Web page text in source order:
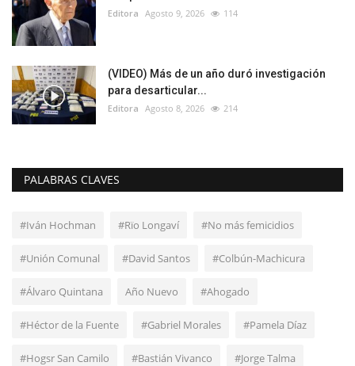
Editora Agosto 9, 2026 114
(VIDEO) Más de un año duró investigación
para desarticular...
Editora Agosto 8, 2026 214
PALABRAS CLAVES
#Iván Hochman #Rïo Longaví #No más femicidios
#Unión Comunal #David Santos #Colbún-Machicura
#Álvaro Quintana Año Nuevo #Ahogado
#Héctor de la Fuente #Gabriel Morales #Pamela Díaz
#Hogsr San Camilo #Bastián Vivanco #Jorge Talma